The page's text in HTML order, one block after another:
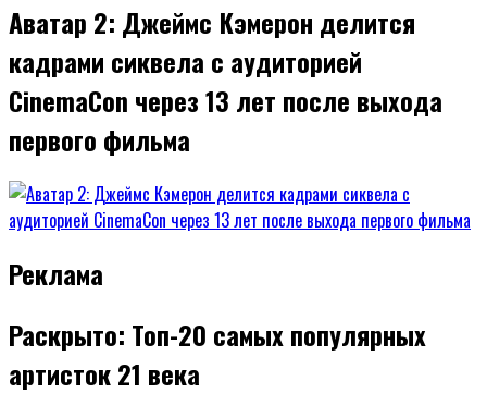
Аватар 2: Джеймс Кэмерон делится
кадрами сиквела с аудиторией
CinemaCon через 13 лет после выхода
первого фильма
Реклама
Раскрыто: Топ-20 самых популярных
артисток 21 века